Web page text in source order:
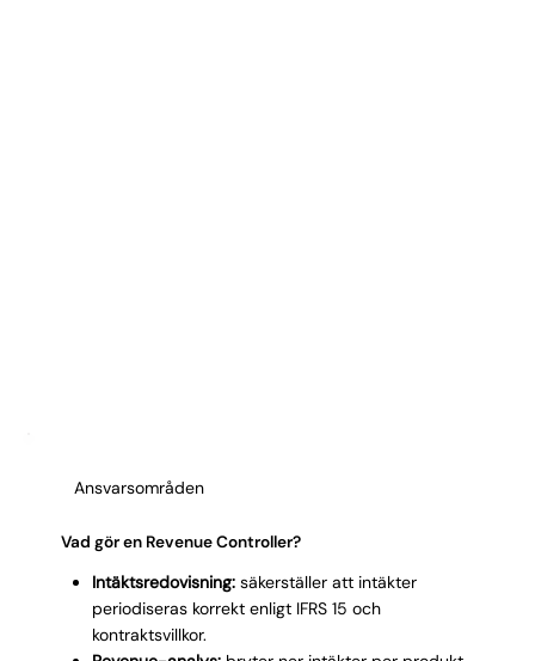
Ansvarsområden
Vad gör en Revenue Controller?
Intäktsredovisning:säkerställer att intäkter
periodiseras korrekt enligt IFRS 15 och
kontraktsvillkor.